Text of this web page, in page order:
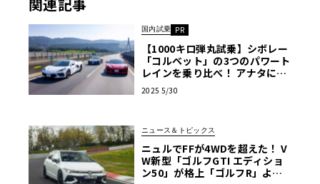
国内試乗 PR
【1000キロ弾丸試乗】シボレー
「コルベット」の3つのパワート
レインを乗り比べ！ アナタにベ
ストなモデルは？
2025 5/30
ニュース＆トピックス
ニュルでFFが4WDを超えた！ V
W新型「ゴルフGTI エディショ
ン50」が格上「ゴルフR」より